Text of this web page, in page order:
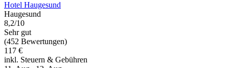
Hotel Haugesund
Haugesund
8,2/10
Sehr gut
(452 Bewertungen)
117 €
inkl. Steuern & Gebühren